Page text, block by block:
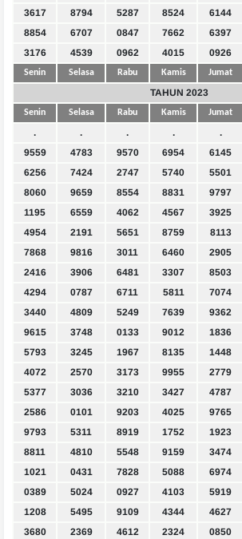
3617
8794 5287 8524 6144
8854
6707 0847 7662 6397
3176
4539 0962 4015 0926
Senin Selasa Rabu Kamis Jumat
TAHUN 2023
Senin Selasa Rabu Kamis Jumat
. . . . .
9559
4783 9570 6954 6145
6256
7424 2747 5740 5501
8060
9659 8554 8831 9797
1195
6559 4062 4567 3925
4954
2191 5651 8759 8113
7868
9816 3011 6460 2905
2416
3906 6481 3307 8503
4294
0787 6711 5811 7074
3440
4809 5249 7639 9362
9615
3748 0133 9012 1836
5793
3245 1967 8135 1448
4072
2570 3173 9955 2779
5377
3036 3210 3427 4787
2586
0101 9203 4025 9765
9793
5311 8919 1752 1923
8811
4810 5548 9159 3474
1021
0431 7828 5088 6974
0389
5024 0927 4103 5919
1208
5495 9109 4344 4627
3680
2369 4612 2324 0850